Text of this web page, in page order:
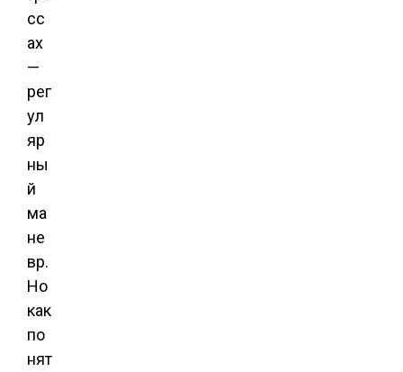
сс
ах
—
рег
ул
яр
ны
й
ма
не
вр.
Но
как
по
нят